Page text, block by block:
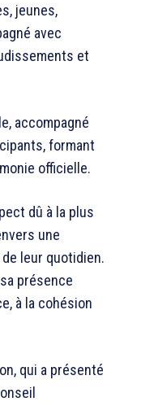
jeunes,
avec
et
accompagné
formant
officielle.
dû à la plus
une
leur quotidien.
présence
à la cohésion
qui a présenté